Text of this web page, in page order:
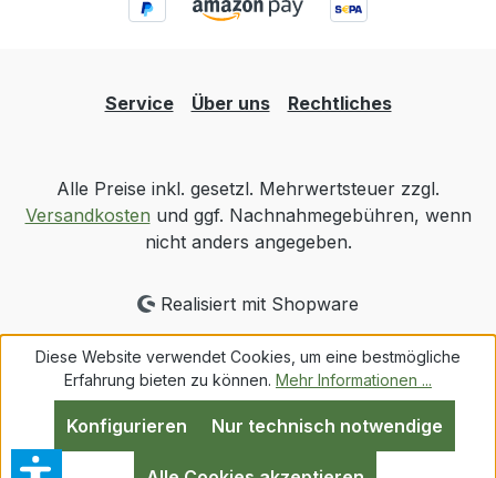
Service Über uns Rechtliches
Alle Preise inkl. gesetzl. Mehrwertsteuer zzgl.
Versandkosten und ggf. Nachnahmegebühren, wenn
nicht anders angegeben.
Realisiert mit Shopware
Diese Website verwendet Cookies, um eine bestmögliche
Erfahrung bieten zu können. Mehr Informationen ...
Nur technisch notwendige
Konfigurieren